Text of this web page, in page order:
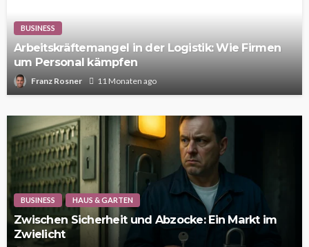
BUSINESS
Arbeitskräftemangel in der Logistik: Wie Firmen
um Personal kämpfen
Franz Rosner 11 Monaten ago
BUSINESS HAUS & GARTEN
Zwischen Sicherheit und Abzocke: Ein Markt im
Zwielicht